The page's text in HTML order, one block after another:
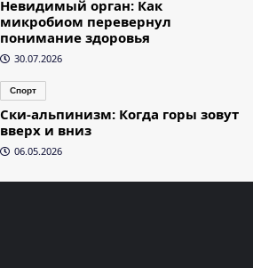
Невидимый орган: Как
микробиом перевернул
понимание здоровья
30.07.2026
Спорт
Ски-альпинизм: Когда горы зовут
вверх и вниз
06.05.2026